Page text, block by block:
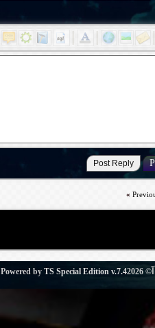
«
Powered by TS Special Edition v.7.4